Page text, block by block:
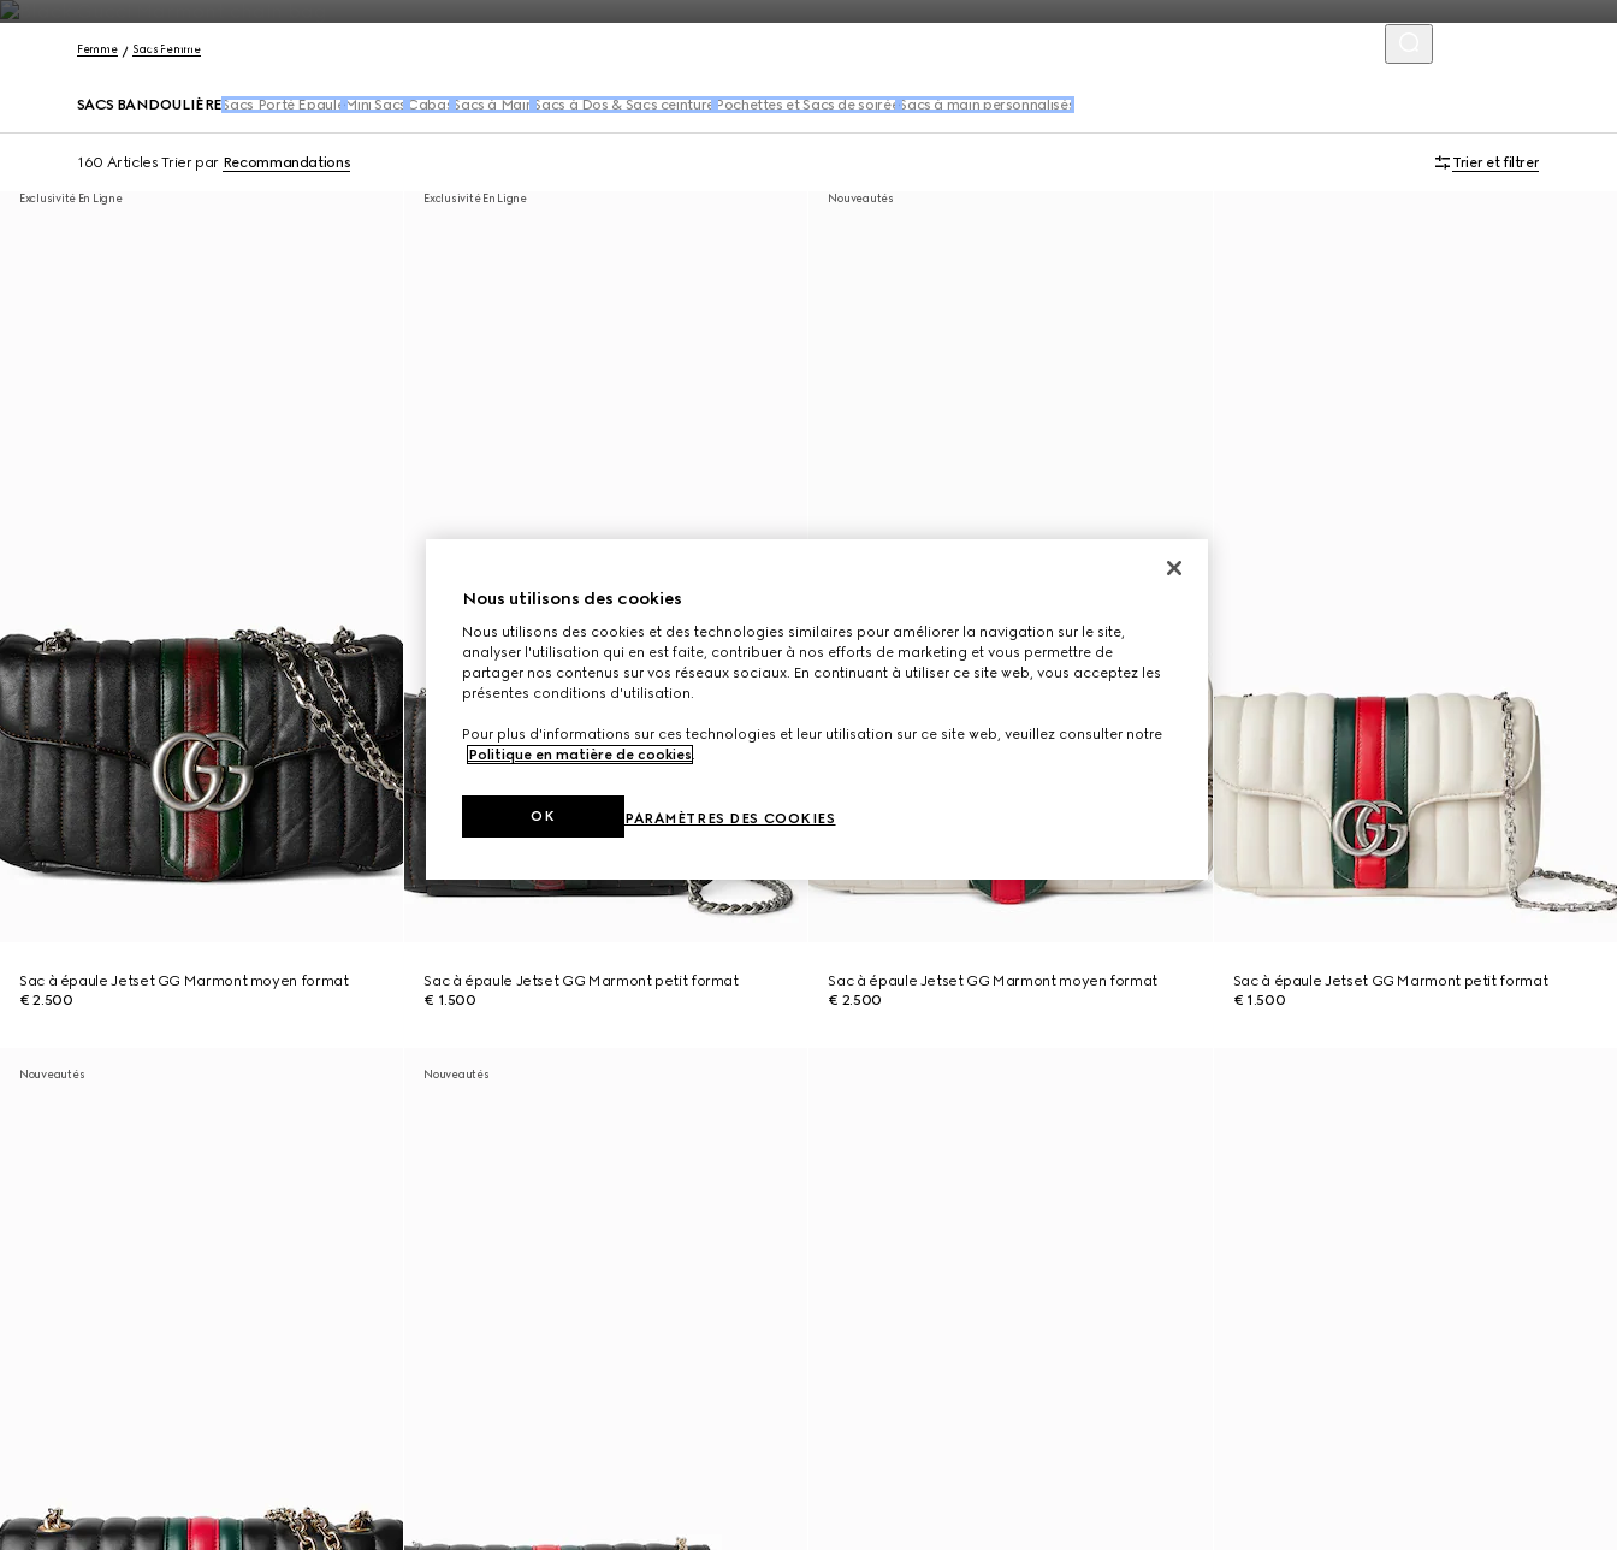
Nous Contacter
Femme Sacs Femme
SACS BANDOULIÈRE Sacs Porté ÉpauleMini Sacs Cabas Sacs à Main Sacs à Dos & Sacs ceinture Pochettes et Sacs de soiréeSacs à main personnalisés
160 Articles Trier par Recommandations Trier et filtrer
Exclusivité En Ligne
Sac à épaule Jetset GG Marmont moyen format
€ 2.500
Exclusivité En Ligne
Sac à épaule Jetset GG Marmont petit format
€ 1.500
Nouveautés
Sac à épaule Jetset GG Marmont moyen format
€ 2.500
Sac à épaule Jetset GG Marmont petit format
€ 1.500
Nouveautés Nouveautés
Nous utilisons des cookies
Nous utilisons des cookies et des technologies similaires pour améliorer la navigation sur le site,
analyser l'utilisation qui en est faite, contribuer à nos efforts de marketing et vous permettre de
partager nos contenus sur vos réseaux sociaux. En continuant à utiliser ce site web, vous acceptez les
présentes conditions d'utilisation.
Pour plus d'informations sur ces technologies et leur utilisation sur ce site web, veuillez consulter notre
Politique en matière de cookies.
PARAMÈTRES DES COOKIES
OK